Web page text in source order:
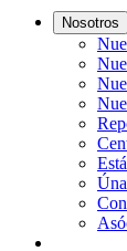
Nosotros